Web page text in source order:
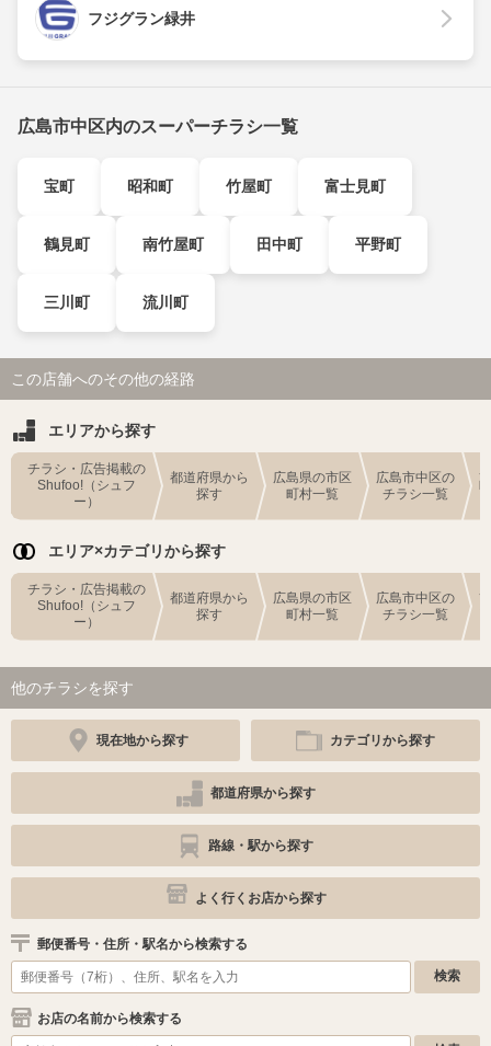
フジグラン緑井
広島市中区内のスーパーチラシ一覧
宝町 昭和町 竹屋町 富士見町
鶴見町 南竹屋町 田中町 平野町
三川町 流川町
この店舗へのその他の経路
エリアから探す
チラシ・広告掲載の
Shufoo!（シュフ
ー）
都道府県から
探す
広島県の市区
町村一覧
広島市中区の
チラシ一覧
エリア×カテゴリから探す
チラシ・広告掲載の
Shufoo!（シュフ
ー）
都道府県から
探す
広島県の市区
町村一覧
広島市中区の
チラシ一覧
他のチラシを探す
現在地から探す カテゴリから探す
都道府県から探す
路線・駅から探す
よく行くお店から探す
郵便番号・住所・駅名から検索する
お店の名前から検索する